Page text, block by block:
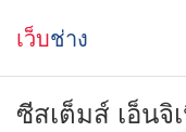
เว็บช่าง
ซีสเต็มส์ เอ็นจิ